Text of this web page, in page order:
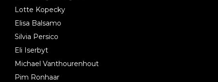
Lotte Kopecky
Elisa Balsamo
Silvia Persico
Eli Iserbyt
Michael Vanthourenhout
Pim Ronhaar